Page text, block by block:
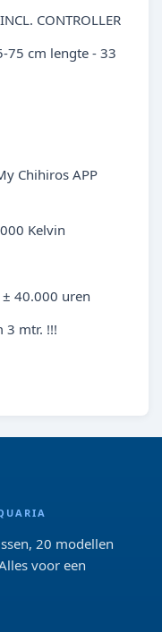
CONTROLLER
75 cm lengte - 33
Chihiros APP
Kelvin
± 40.000 uren
3 mtr. !!!
20 modellen
voor een